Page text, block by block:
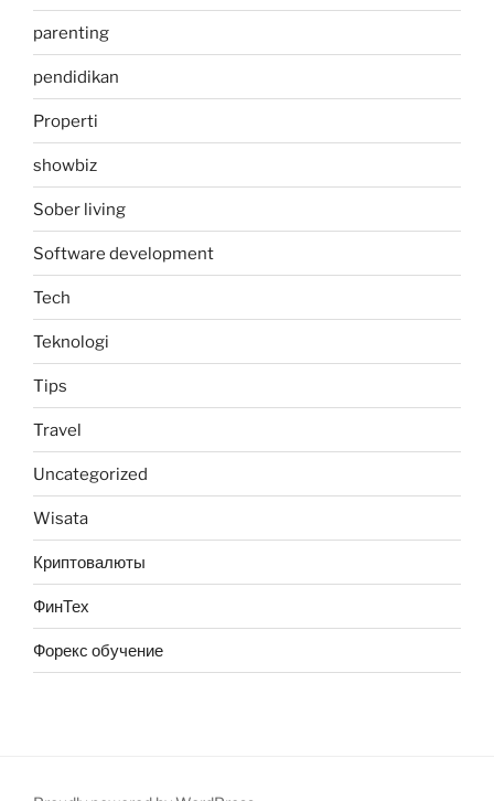
parenting
pendidikan
Properti
showbiz
Sober living
Software development
Tech
Teknologi
Tips
Travel
Uncategorized
Wisata
Криптовалюты
ФинТех
Форекс обучение